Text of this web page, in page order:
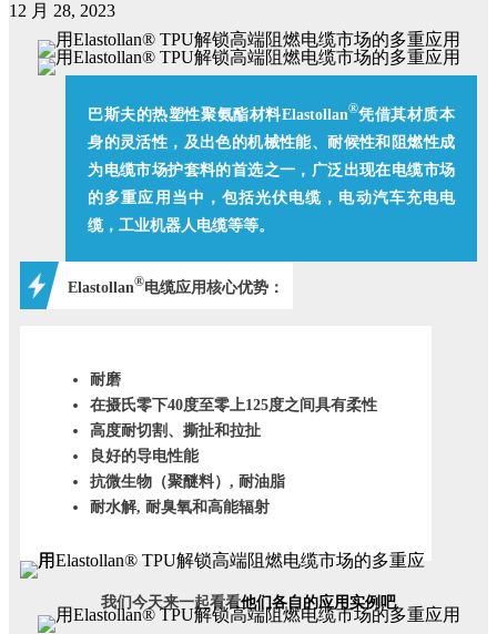
12 月 28, 2023
巴斯夫的热塑性聚氨酯材料Elastollan®凭借其材质本
身的灵活性，及出色的机械性能、耐候性和阻燃性成
为电缆市场护套料的首选之一，广泛出现在电缆市场
的多重应用当中，包括光伏电缆，电动汽车充电电
缆，工业机器人电缆等等。
Elastollan®电缆应用核心优势：
耐磨
在摄氏零下40度至零上125度之间具有柔性
高度耐切割、撕扯和拉扯
良好的导电性能
抗微生物（聚醚料）, 耐油脂
耐水解, 耐臭氧和高能辐射
我们今天来一起看看他们各自的应用实例吧